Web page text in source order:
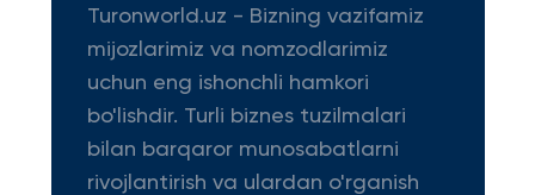
Turonworld.uz - Bizning vazifamiz
mijozlarimiz va nomzodlarimiz
uchun eng ishonchli hamkori
bo'lishdir. Turli biznes tuzilmalari
bilan barqaror munosabatlarni
rivojlantirish va ulardan o'rganish